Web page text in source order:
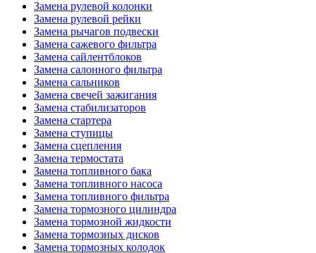
Замена рулевой колонки
Замена рулевой рейки
Замена рычагов подвески
Замена сажевого фильтра
Замена сайлентблоков
Замена салонного фильтра
Замена сальников
Замена свечей зажигания
Замена стабилизаторов
Замена стартера
Замена ступицы
Замена сцепления
Замена термостата
Замена топливного бака
Замена топливного насоса
Замена топливного фильтра
Замена тормозного цилиндра
Замена тормозной жидкости
Замена тормозных дисков
Замена тормозных колодок